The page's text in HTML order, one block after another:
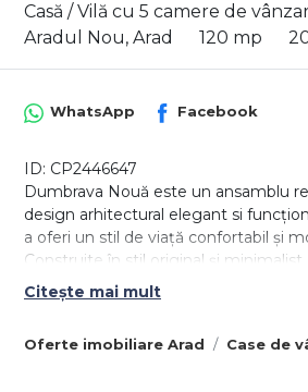
Casă / Vilă cu 5 camere de
Aradul Nou, Arad
120 mp
Oferte imobiliare Arad Case de
WhatsApp Facebook
ID: CP2446647
Dumbrava Nouă este un ansamblu
design arhitectural elegant si
a oferi un stil de viață confortabil și
Construite în stil original și
ridică la cele mai înalte standarde în
materiale de construcție folosite.
Vilele individuale au suprafață utilă
Citește mai mult